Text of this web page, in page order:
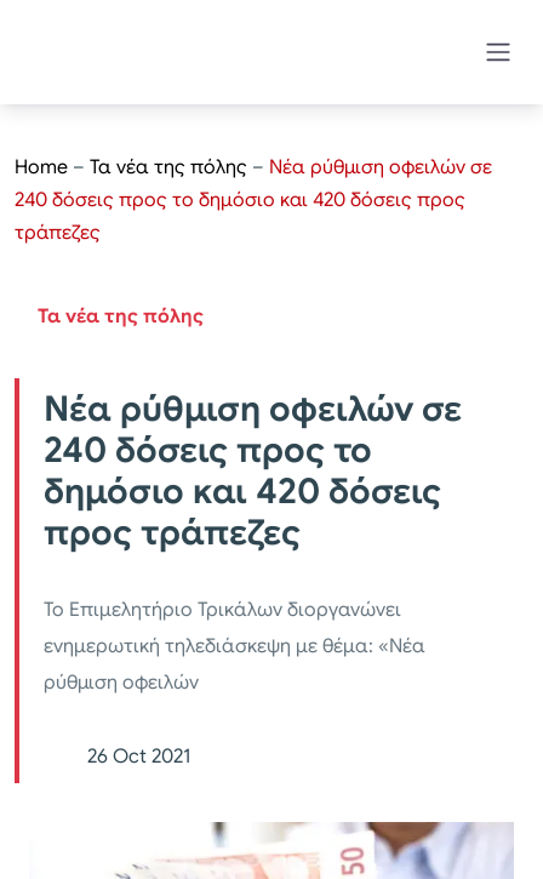
Home – Τα νέα της πόλης – Νέα ρύθμιση οφειλών σε
240 δόσεις προς το δημόσιο και 420 δόσεις προς
τράπεζες
Τα νέα της πόλης
Νέα ρύθμιση οφειλών σε
240 δόσεις προς το
δημόσιο και 420 δόσεις
προς τράπεζες
Το Επιμελητήριο Τρικάλων διοργανώνει
ενημερωτική τηλεδιάσκεψη με θέμα: «Νέα
ρύθμιση οφειλών
26 Oct 2021